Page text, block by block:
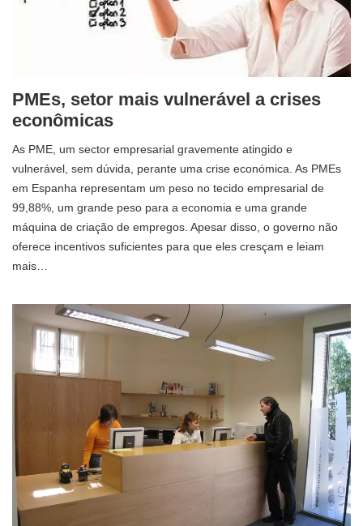
PMEs, setor mais vulnerável a crises
econômicas
As PME, um sector empresarial gravemente atingido e
vulnerável, sem dúvida, perante uma crise económica. As PMEs
em Espanha representam um peso no tecido empresarial de
99,88%, um grande peso para a economia e uma grande
máquina de criação de empregos. Apesar disso, o governo não
oferece incentivos suficientes para que eles cresçam e leiam
mais…